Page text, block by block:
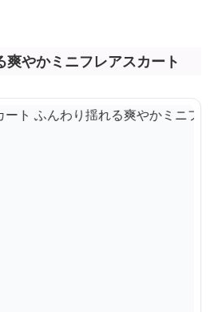
爽やかミニフレアスカート